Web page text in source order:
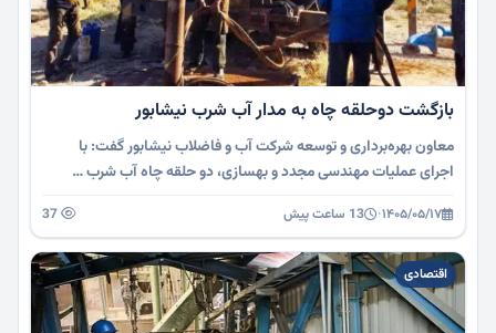
بازگشت دوحلقه چاه به مدار آب شرب نیشابور
معاون بهره‌برداری و توسعه شرکت آب و فاضلاب نیشابور گفت: با
اجرای عملیات مهندسی مجدد و بهسازی، دو حلقه چاه آب شرب …
۱۴۰۵/۰۵/۱۷· 13 ساعت پیش
اقتصادی